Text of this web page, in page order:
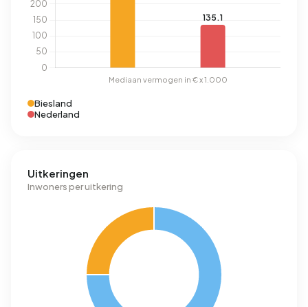
Biesland
Nederland
Uitkeringen
Inwoners per uitkering